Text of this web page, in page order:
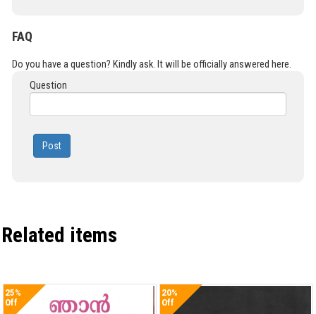
FAQ
Do you have a question? Kindly ask. It will be officially answered here.
Question
Post
Related items
25%
Off
20%
Off